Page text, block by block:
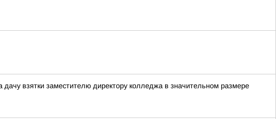
взятки заместителю директору колледжа в значительном размере